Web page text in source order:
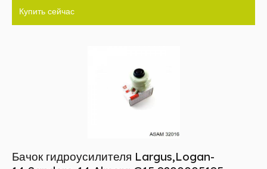
Купить сейчас
Бачок гидроусилителя Largus,Logan-